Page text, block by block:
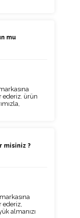
mu
ederiz. ürün
misiniz ?
ederiz,
almanızı